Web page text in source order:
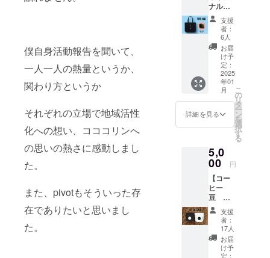
僕自身活動報告を聞いて、
一人一人の熱量というか、
関わり方というか
それぞれの立場で地域活性
化への想い、コココリンへ
の思いの熱さに感動しまし
た。
また、pivotもそういった存
在でありたいと思いまし
た。
・ドリ
ンク１
杯チ
ケット
（11/15
、16 限
定） ※
当日、
直接お
渡しさ
せてい
ただき
======
======
======
【商品
詳細】
・ヘ
ヴィー
キャン
バス
トート
バッグ
カード
（10杯
分）
======
======
======
======
==== ・
有効期
限：発
行から1
年間 ・
は郵送
でお送
りしま
す。 ・
使用方
法：来
店時に
カード
をご提
示くだ
さい。
ナル
トート
バッグ
イズも
ばっち
り収
納。内
ポケッ
ト付が
便利！
キャン
バス生
地のた
しっか
りとし
た頑丈
な生地
が特
徴。 幅
広く使
えるの
でオス
スメ！
・お礼
支援
者：
6人
お届
け予
定：
2025
年01
月
詳細を見る
こ
の
リ
タ
ー
ン
を
選
択
す
る
5,0
00 円
【コー
ヒー
豆 飲
み比べ
セッ
ト】 よ
り本格
的にス
ペル
支援
者：
17人
お届
け予
定：